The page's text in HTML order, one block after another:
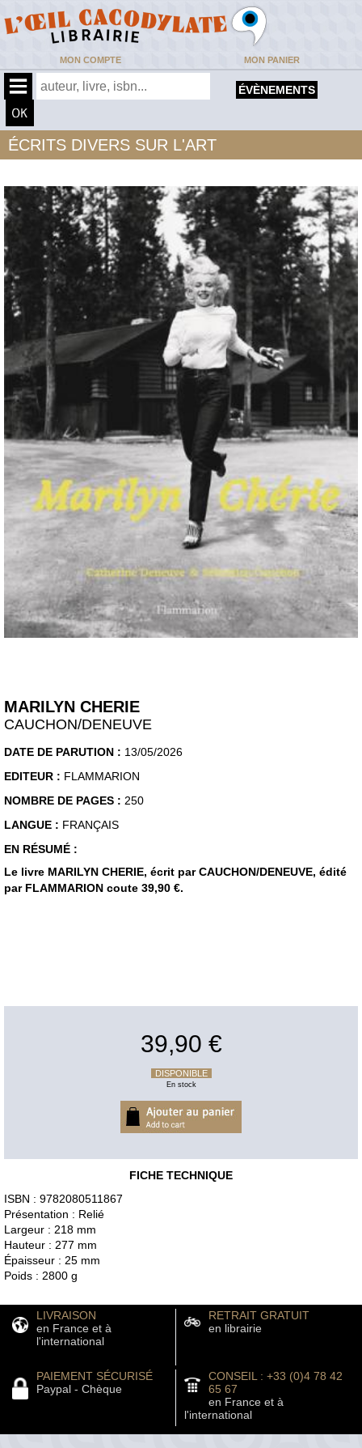
MON COMPTE MON PANIER
ÉVÈNEMENTS
ÉCRITS DIVERS SUR L'ART
MARILYN CHERIE
CAUCHON/DENEUVE
DATE DE PARUTION : 13/05/2026
EDITEUR : FLAMMARION
NOMBRE DE PAGES : 250
LANGUE : FRANÇAIS
EN RÉSUMÉ :
Le livre MARILYN CHERIE, écrit par CAUCHON/DENEUVE, édité
par FLAMMARION coute 39,90 €.
39,90 €
DISPONIBLE
En stock
FICHE TECHNIQUE
ISBN : 9782080511867
Présentation : Relié
Largeur : 218 mm
Hauteur : 277 mm
Épaisseur : 25 mm
Poids : 2800 g
LIVRAISON
en France et à
l'international
RETRAIT GRATUIT
en librairie
PAIEMENT SÉCURISÉ
Paypal - Chèque
CONSEIL : +33 (0)4 78 42
65 67
en France et à
l'international